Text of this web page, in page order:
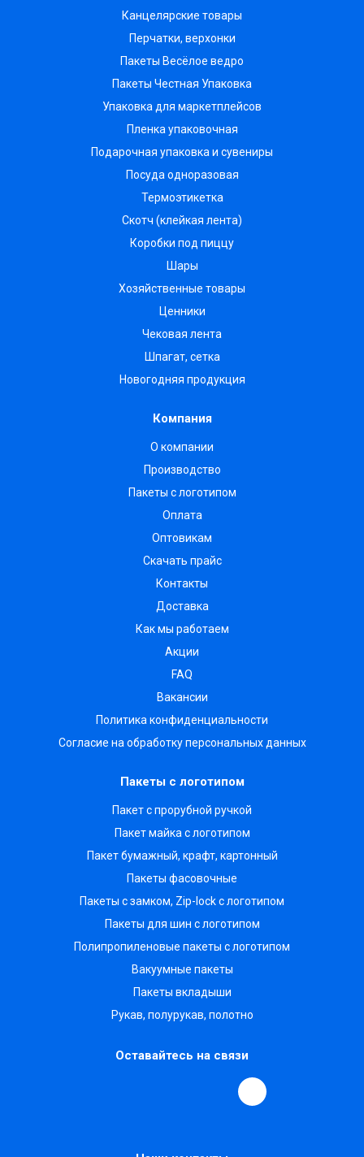
Канцелярские товары
Перчатки, верхонки
Пакеты Весёлое ведро
Пакеты Честная Упаковка
Упаковка для маркетплейсов
Пленка упаковочная
Подарочная упаковка и сувениры
Посуда одноразовая
Термоэтикетка
Скотч (клейкая лента)
Коробки под пиццу
Шары
Хозяйственные товары
Ценники
Чековая лента
Шпагат, сетка
Новогодняя продукция
Компания
О компании
Производство
Пакеты с логотипом
Оплата
Оптовикам
Скачать прайс
Контакты
Доставка
Как мы работаем
Акции
FAQ
Вакансии
Политика конфиденциальности
Согласие на обработку персональных данных
Пакеты с логотипом
Пакет с прорубной ручкой
Пакет майка с логотипом
Пакет бумажный, крафт, картонный
Пакеты фасовочные
Пакеты с замком, Zip-lock с логотипом
Пакеты для шин с логотипом
Полипропиленовые пакеты с логотипом
Вакуумные пакеты
Пакеты вкладыши
Рукав, полурукав, полотно
Оставайтесь на связи